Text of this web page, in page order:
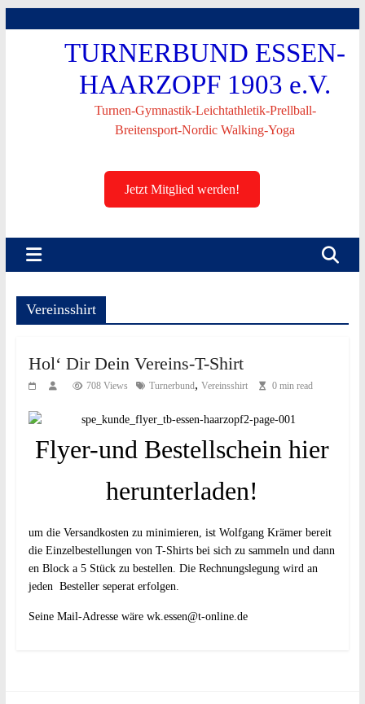
TURNERBUND ESSEN-
HAARZOPF 1903 e.V.
Turnen-Gymnastik-Leichtathletik-Prellball-
Breitensport-Nordic Walking-Yoga
Jetzt Mitglied werden!
Vereinsshirt
Hol‘ Dir Dein Vereins-T-Shirt
708 Views Turnerbund, Vereinsshirt 0 min read
Flyer-und Bestellschein hier
herunterladen!
um die Versandkosten zu minimieren, ist Wolfgang Krämer bereit
die Einzelbestellungen von T-Shirts bei sich zu sammeln und dann
en Block a 5 Stück zu bestellen. Die Rechnungslegung wird an
jeden Besteller seperat erfolgen.
Seine Mail-Adresse wäre wk.essen@t-online.de